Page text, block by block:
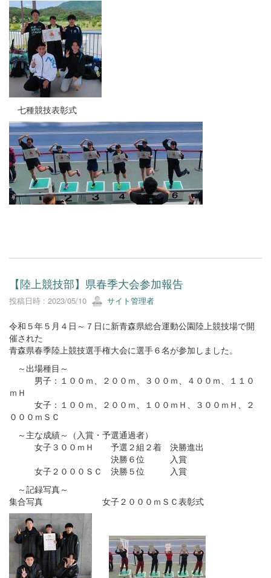
七種競技表彰式
【陸上競技部】県春季大会参加報告
投稿日時 : 2023/05/10 サイト管理者
令和５年５月４日～７日に新青森県総合運動公園陸上競技場で開
催された
青森県春季陸上競技選手権大会に選手６名が参加しました。
～出場種目～
男子：１００ｍ、２００ｍ、３００ｍ、４００ｍ、１１０
ｍＨ
女子：１００ｍ、２００ｍ、１００ｍＨ、３００ｍＨ、２
０００ｍＳＣ
～主な成績～（入賞・予選通過者）
女子３００ｍＨ 予選２組２着 決勝進出
決勝６位 入賞
女子２０００ＳＣ 決勝５位 入賞
～記録写真～
集合写真 女子２０００ｍＳＣ表彰式